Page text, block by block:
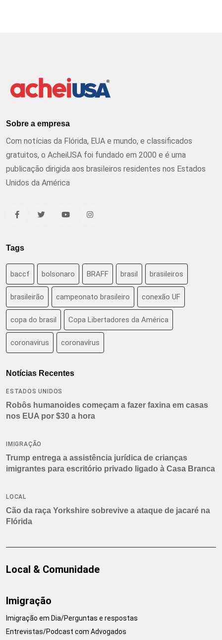
Sobre a empresa
Com notícias da Flórida, EUA e mundo, e classificados
gratuitos, o AcheiUSA foi fundado em 2000 e é uma
publicação dirigida aos brasileiros residentes nos Estados
Unidos da América
Tags
baccf bolsonaro BRAFF brasil brasileiros
brasileirão campeonato brasileiro conexão UF
copa do brasil Copa Libertadores da América
coronavirus coronavírus
Notícias Recentes
ESTADOS UNIDOS
Robôs humanoides começam a fazer faxina em casas
nos EUA por $30 a hora
IMIGRAÇÃO
Trump entrega a assistência jurídica de crianças
imigrantes para escritório privado ligado à Casa Branca
LOCAL
Cão da raça Yorkshire sobrevive a ataque de jacaré na
Flórida
Local & Comunidade
Imigração
Imigração em Dia/Perguntas e respostas
Entrevistas/Podcast com Advogados